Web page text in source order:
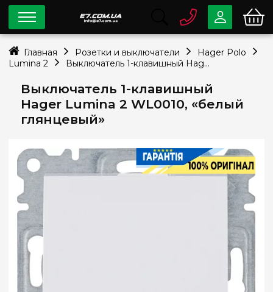
Выключатель 1-клавишный
Hager Lumina 2 WL0010, «белый
глянцевый»
0 80033-63-07
info@e7.com.ua
044334-79-78
Viber Telegram
Главная Розетки и выключатели
Hager Polo
Lumina 2
Выключатель 1-клавишный Hager Lumina 2 WL0010, «белый глянцевый»